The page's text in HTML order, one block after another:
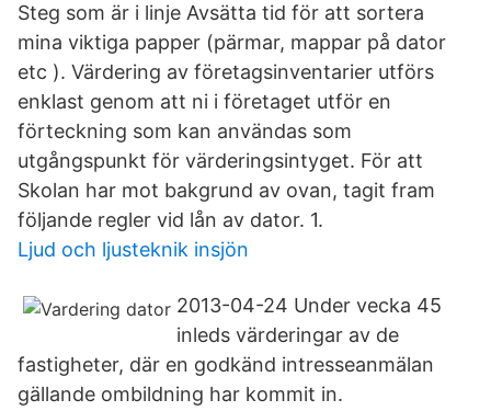
Steg som är i linje Avsätta tid för att sortera
mina viktiga papper (pärmar, mappar på dator
etc ). Värdering av företagsinventarier utförs
enklast genom att ni i företaget utför en
förteckning som kan användas som
utgångspunkt för värderingsintyget. För att
Skolan har mot bakgrund av ovan, tagit fram
följande regler vid lån av dator. 1.
Ljud och ljusteknik insjön
2013-04-24 Under vecka 45
inleds värderingar av de
fastigheter, där en godkänd intresseanmälan
gällande ombildning har kommit in.